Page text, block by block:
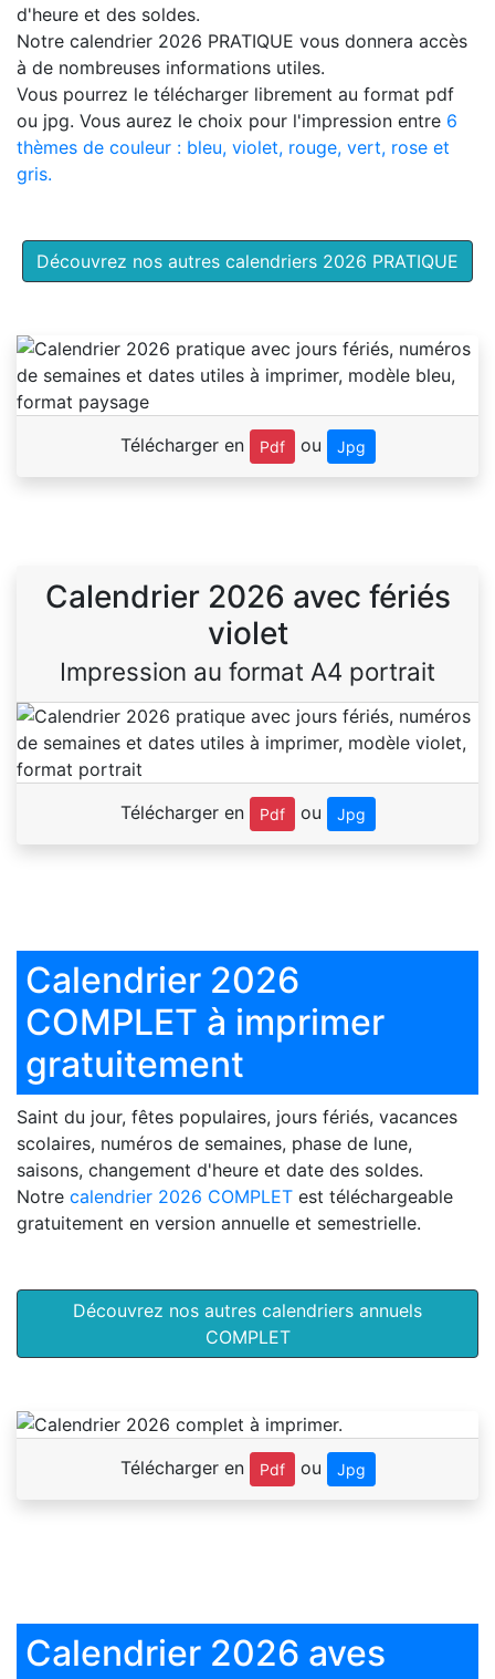
d'heure et des soldes.
Notre calendrier 2026 PRATIQUE vous donnera accès
à de nombreuses informations utiles.
Vous pourrez le télécharger librement au format pdf
ou jpg. Vous aurez le choix pour l'impression entre 6
thèmes de couleur : bleu, violet, rouge, vert, rose et
gris.
Découvrez nos autres calendriers 2026 PRATIQUE
Télécharger en Pdf ou Jpg
Calendrier 2026 avec fériés
violet
Impression au format A4 portrait
Télécharger en Pdf ou Jpg
Calendrier 2026
COMPLET à imprimer
gratuitement
Saint du jour, fêtes populaires, jours fériés, vacances
scolaires, numéros de semaines, phase de lune,
saisons, changement d'heure et date des soldes.
Notre calendrier 2026 COMPLET est téléchargeable
gratuitement en version annuelle et semestrielle.
Découvrez nos autres calendriers annuels
COMPLET
Télécharger en Pdf ou Jpg
Calendrier 2026 aves